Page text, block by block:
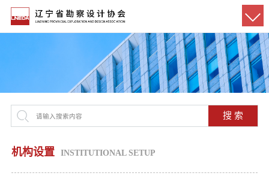
搜 索
机构设置 INSTITUTIONAL SETUP